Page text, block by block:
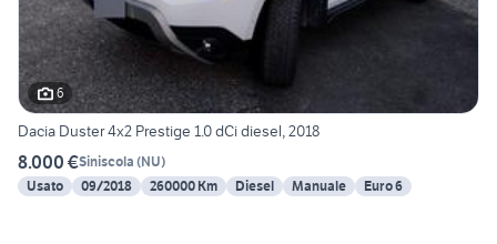
6
Dacia Duster 4x2 Prestige 1.0 dCi diesel, 2018
8.000 €Siniscola (NU)
Usato
09/2018 260000 Km Diesel Manuale Euro 6